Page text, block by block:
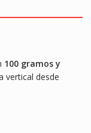
100 gramos y
vertical desde